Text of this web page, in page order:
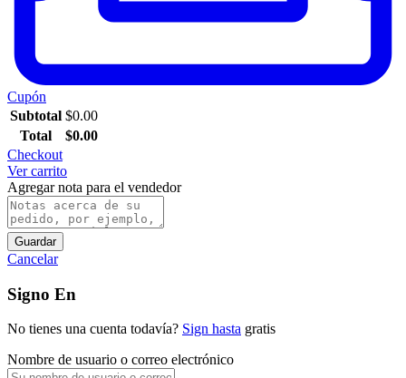
Cupón
Subtotal $0.00
Total
$0.00
Checkout
Ver carrito
Agregar nota para el vendedor
Guardar
Cancelar
Signo En
No tienes una cuenta todavía? Sign hasta gratis
Nombre de usuario o correo electrónico